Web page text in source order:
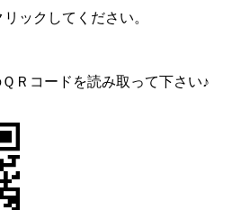
ックしてください。
Ｒコードを読み取って下さい♪